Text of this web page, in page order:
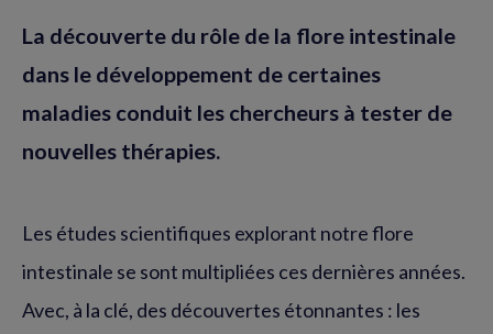
La découverte du rôle de la flore intestinale
dans le développement de certaines
maladies conduit les chercheurs à tester de
nouvelles thérapies.
Les études scientifiques explorant notre flore
intestinale se sont multipliées ces dernières années.
Avec, à la clé, des découvertes étonnantes : les